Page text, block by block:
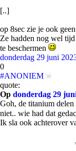
[..]
op 8sec zie je ook
Ze hadden nog wel
te beschermen
donderdag 29 juni
0
#ANONIEM
quote:
Op donderdag 29
Goh, de titanium
niet.. wie had dat
Ik sla ook achterover